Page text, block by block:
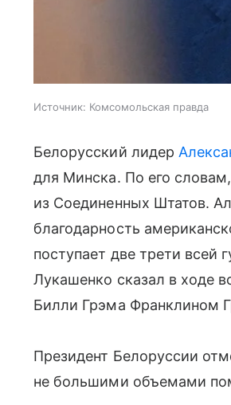
Источник: Комсомольская правда
Белорусский лидер
для Минска. По его
из Соединенных Штатов.
благодарность
поступает две трети всей
Лукашенко сказал в ходе
Билли Грэма Франклином
Президент Белоруссии
не большими объемами